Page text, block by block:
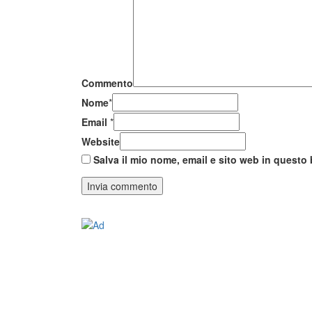
Commento
Nome*
Email *
Website
Salva il mio nome, email e sito web in